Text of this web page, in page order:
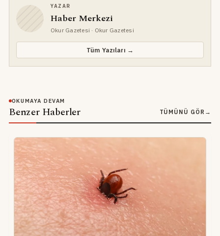
YAZAR
Haber Merkezi
Okur Gazetesi · Okur Gazetesi
Tüm Yazıları →
OKUMAYA DEVAM
Benzer Haberler TÜMÜNÜ GÖR →